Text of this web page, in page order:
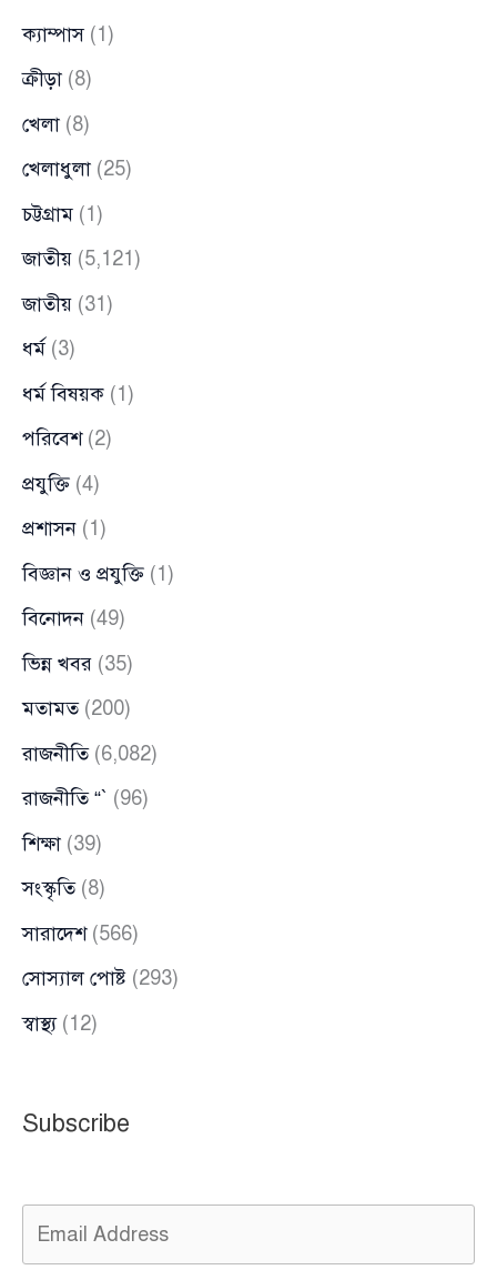
ক্যাম্পাস(1)
ক্রীড়া (8)
খেলা (8)
খেলাধুলা (25)
চট্টগ্রাম (1)
জাতীয় (5,121)
জাতীয় (31)
ধর্ম (3)
ধর্ম বিষয়ক (1)
পরিবেশ(2)
প্রযুক্তি (4)
প্রশাসন (1)
বিজ্ঞান ও প্রযুক্তি (1)
বিনোদন (49)
ভিন্ন খবর (35)
মতামত(200)
রাজনীতি(6,082)
রাজনীতি “` (96)
শিক্ষা (39)
সংস্কৃতি(8)
সারাদেশ(566)
সোস্যাল পোষ্ট (293)
স্বাস্থ্য(12)
Subscribe